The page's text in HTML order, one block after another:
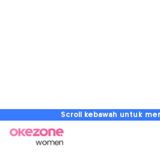
Scroll kebawah untuk